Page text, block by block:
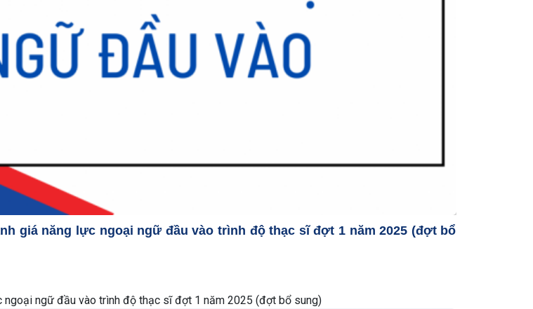
giá năng lực ngoại ngữ đầu vào trình độ thạc sĩ đợt 1 năm 2025 (đợt bổ
ngữ đầu vào trình độ thạc sĩ đợt 1 năm 2025 (đợt bổ sung)